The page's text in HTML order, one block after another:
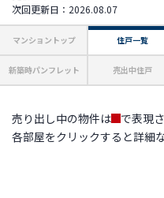
次回更新日：2026.08.07
マンショントップ 住戸一覧
新築時パンフレット 売出中住戸
売り出し中の物件は 赤
で表現
各部屋をクリックすると詳細
A